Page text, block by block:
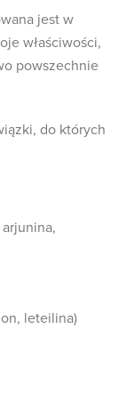
jest w
właściwości,
powszechnie
do których
leteilina)